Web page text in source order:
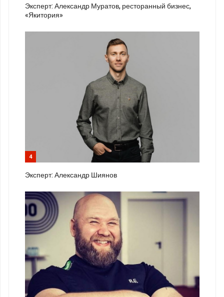
Эксперт: Александр Муратов, ресторанный бизнес,
«Якитория»
4
Эксперт: Александр Шиянов